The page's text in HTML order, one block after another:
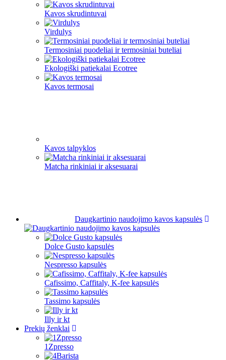
Kavos skrudintuvai
Virdulys
Termosiniai puodeliai ir termosiniai buteliai
Ekologiški patiekalai Ecotree
Kavos termosai
Kavos talpyklos
Matcha rinkiniai ir aksesuarai
Daugkartinio naudojimo kavos kapsulės
Dolce Gusto kapsulės
Nespresso kapsulės
Cafissimo, Caffitaly, K-fee kapsulės
Tassimo kapsulės
Illy ir kt
Prekių ženklai
1Zpresso